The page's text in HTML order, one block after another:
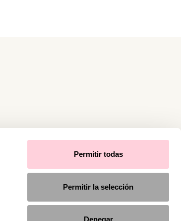
Permitir todas
Permitir la selección
Denegar